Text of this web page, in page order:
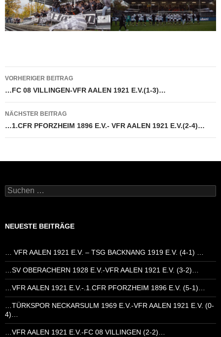
Beitragsnavigation
VORHERIGER BEITRAG
…FC 08 VILLINGEN-VFR AALEN 1921 E.V.(1-3)…
NÄCHSTER BEITRAG
…1.CFR PFORZHEIM 1896 E.V.- VFR AALEN 1921 E.V.(2-4)…
Suchen
nach:
NEUESTE BEITRÄGE
… VFR AALEN 1921 E.V. – TSG BACKNANG 1919 E.V. (4-1) …
…SV OBERACHERN 1928 E.V.-VFR AALEN 1921 E.V. (3-2)…
…VFR AALEN 1921 E.V.-.1.CFR PFORZHEIM 1896 E.V. (5-1)…
…TÜRKSPOR NECKARSULM 1969 E.V.-VFR AALEN 1921 E.V. (0-
4)…
…VFR AALEN 1921 E.V.-FC 08 VILLINGEN (2-2)…